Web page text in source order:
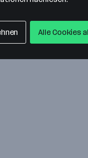
Alle Cookies